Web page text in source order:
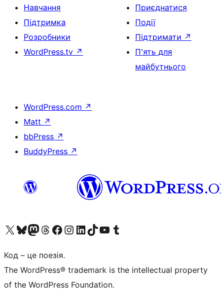
Навчання
Підтримка
Розробники
WordPress.tv ↗
Приєднатися
Події
Підтримати ↗
П'ять для
майбутнього
WordPress.com ↗
Matt ↗
bbPress ↗
BuddyPress ↗
Visit our X (formerly Twitter) account
Visit our Bluesky account
Завітайте до нашої стрічки в Mastodon
Visit our Threads account
Завітайте на нашу сторінку в Facebook
Visit our Instagram account
Visit our LinkedIn account
Visit our TikTok account
Visit our YouTube channel
Visit our Tumblr account
Код – це поезія.
The WordPress® trademark is the intellectual property
of the WordPress Foundation.